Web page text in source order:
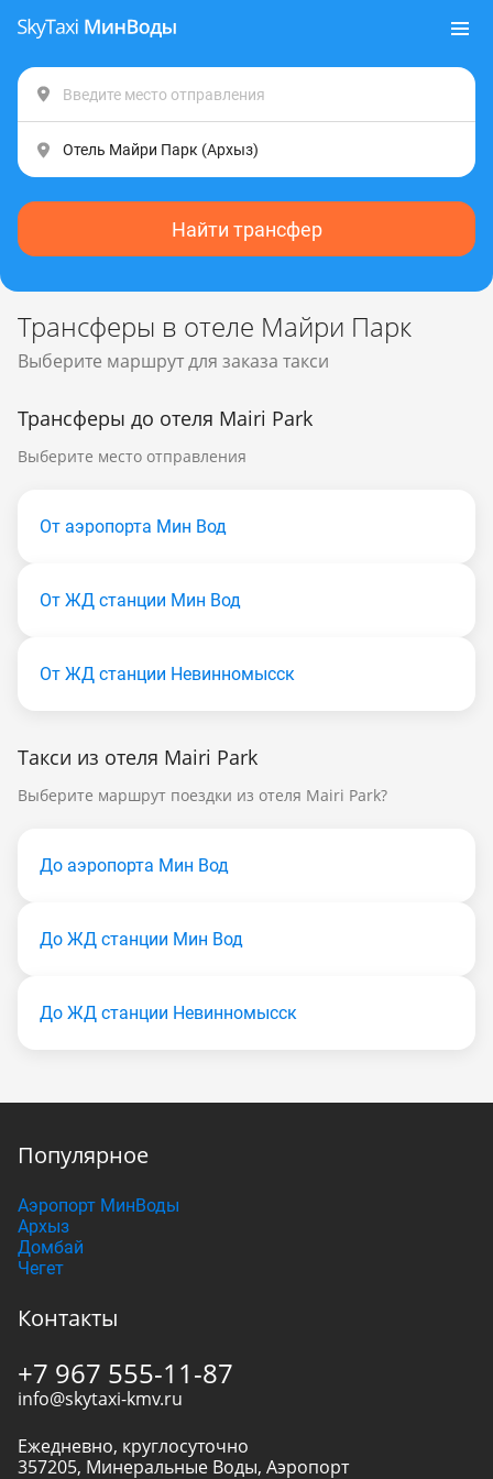
Найти трансфер
Трансферы в отеле Майри Парк
Выберите маршрут для заказа такси
Трансферы до отеля Mairi Park
Выберите место отправления
От аэропорта Мин Вод
От ЖД станции Мин Вод
От ЖД станции Невинномысск
Такси из отеля Mairi Park
Выберите маршрут поездки из отеля Mairi Park?
До аэропорта Мин Вод
До ЖД станции Мин Вод
До ЖД станции Невинномысск
Популярное
Аэропорт МинВоды
Архыз
Домбай
Чегет
Контакты
+7 967 555-11-87
info@skytaxi-kmv.ru
Ежедневно, круглосуточно
357205, Минеральные Воды, Аэропорт